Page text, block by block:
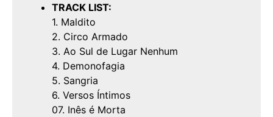
TRACK LIST:
1. Maldito
2. Circo Armado
3. Ao Sul de Lugar Nenhum
4. Demonofagia
5. Sangria
6. Versos Íntimos
07. Inês é Morta